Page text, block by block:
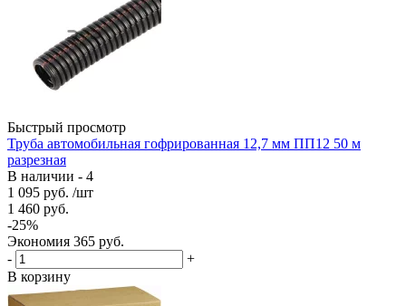
Быстрый просмотр
Труба автомобильная гофрированная 12,7 мм ПП12 50 м
разрезная
В наличии - 4
1 095 руб. /шт
1 460 руб.
-25%
Экономия 365 руб.
-
+
В корзину